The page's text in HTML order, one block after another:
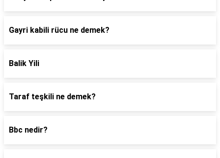
Gayri kabili rücu ne demek?
Balik Yili
Taraf teşkili ne demek?
Bbc nedir?